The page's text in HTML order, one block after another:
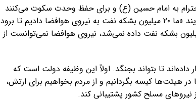
به امام حسین (ع) و برای حفظ وحدت سکوت می‌کنند
افزود: اینکه جناب رئیس‌جمهور محترم در برابر ۹۰ میلیون ایرانی بگویند «ما ۲۰ میلیون بشکه نفت به نیروی هوافضا دادیم تا برود
جای تأمل دارد. معنای این جمله چیست؟ آیا اگر این ۲۰ میلیون بشکه نفت داده نمی‌شد، نیروی هوافضا نمی‌توانست از
داده‌اند تا بتواند بجنگد. اولاً این وظیفه دولت است که
در هیئت‌ها کیسه بگردانیم و از مردم بخواهیم برای ارتش،
مسلح کشور پشتیبانی کند.